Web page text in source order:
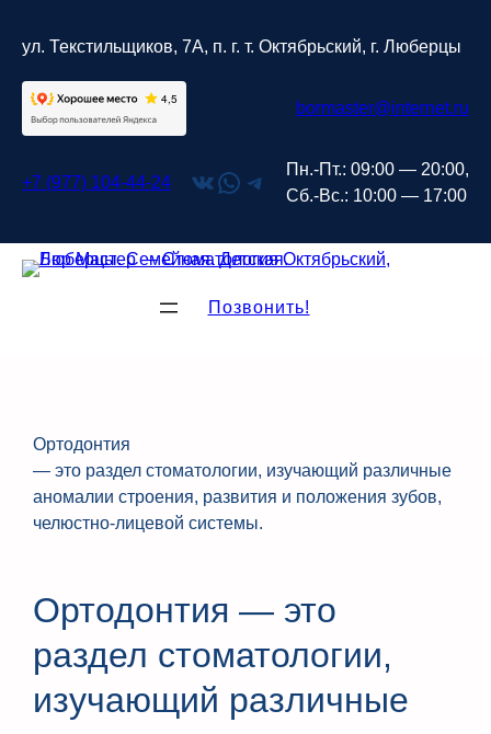
ул. Текстильщиков, 7А, п. г. т. Октябрьский, г. Люберцы
bormaster@internet.ru
+7 (977) 104-44-24 ВКонтакте
WhatsApp
Telegram
Пн.-Пт.: 09:00 — 20:00,
Сб.-Вс.: 10:00 — 17:00
Позвонить!
Ортодонтия
— это раздел стоматологии, изучающий различные
аномалии строения, развития и положения зубов,
челюстно-лицевой системы.
Ортодонтия — это
раздел стоматологии,
изучающий различные